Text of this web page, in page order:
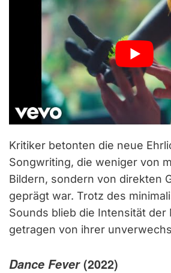
Kritiker betonten die neue
Songwriting, die weniger von
Bildern, sondern von direkten
geprägt war. Trotz des
Sounds blieb die Intensität der
getragen von ihrer
Dance Fever(2022)